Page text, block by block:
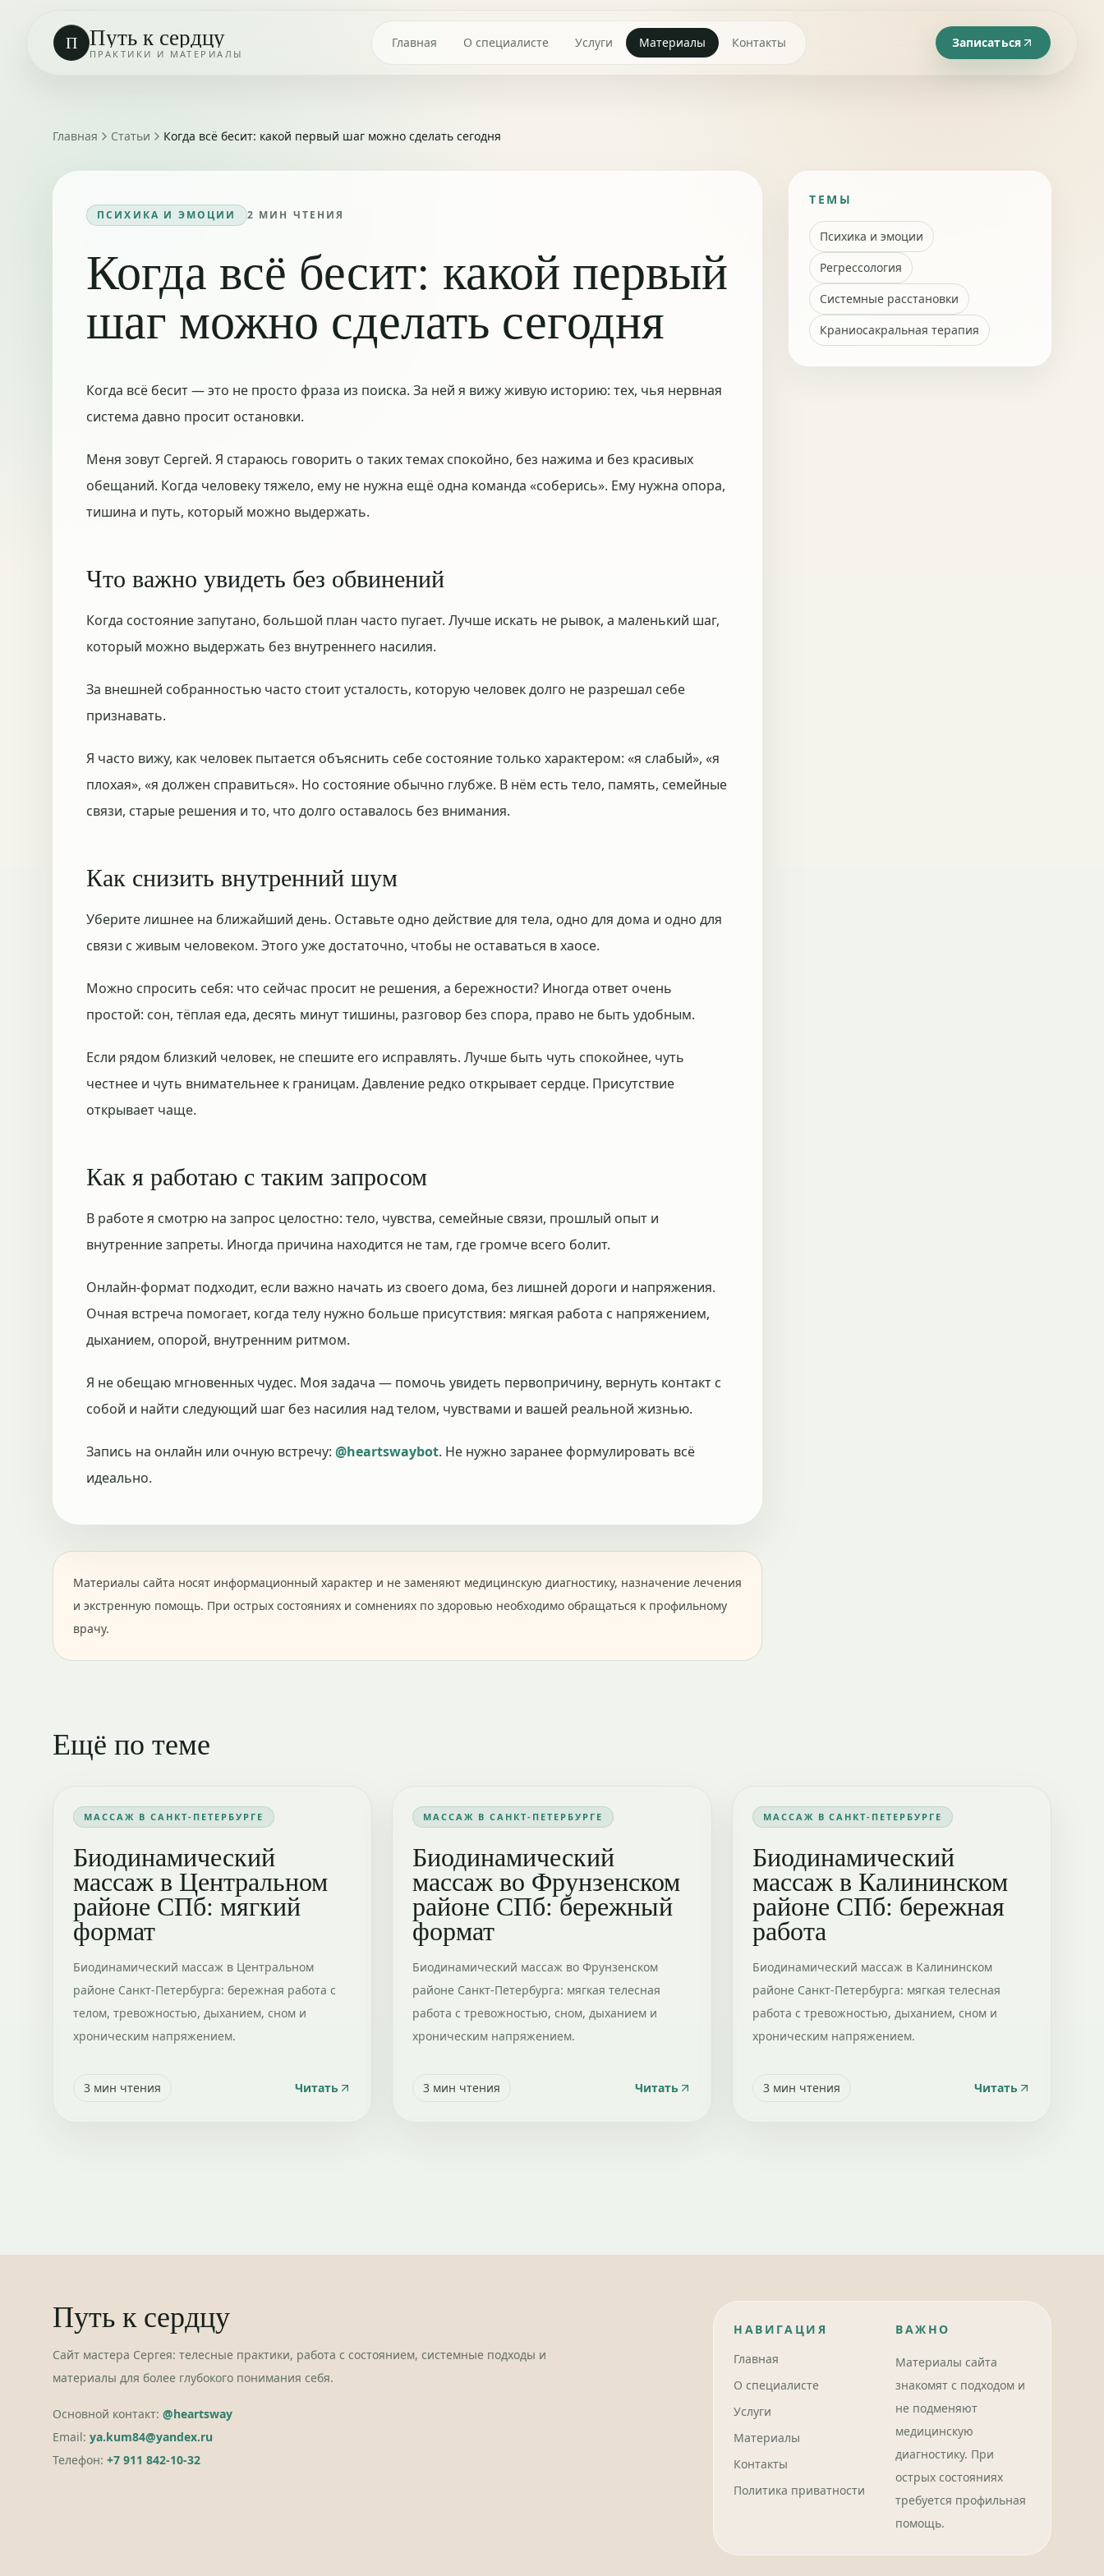
П Путь к сердцу
ПРАКТИКИ И МАТЕРИАЛЫ
Главная О специалисте Услуги Материалы Контакты Записаться
Главная Статьи Когда всё бесит: какой первый шаг можно сделать сегодня
ПСИХИКА И ЭМОЦИИ 2 МИН ЧТЕНИЯ
Когда всё бесит: какой первый
шаг можно сделать сегодня
Когда всё бесит — это не просто фраза из поиска. За ней я вижу живую историю: тех, чья нервная
система давно просит остановки.
Меня зовут Сергей. Я стараюсь говорить о таких темах спокойно, без нажима и без красивых
обещаний. Когда человеку тяжело, ему не нужна ещё одна команда «соберись». Ему нужна опора,
тишина и путь, который можно выдержать.
Что важно увидеть без обвинений
Когда состояние запутано, большой план часто пугает. Лучше искать не рывок, а маленький шаг,
который можно выдержать без внутреннего насилия.
За внешней собранностью часто стоит усталость, которую человек долго не разрешал себе
признавать.
Я часто вижу, как человек пытается объяснить себе состояние только характером: «я слабый», «я
плохая», «я должен справиться». Но состояние обычно глубже. В нём есть тело, память, семейные
связи, старые решения и то, что долго оставалось без внимания.
Как снизить внутренний шум
Уберите лишнее на ближайший день. Оставьте одно действие для тела, одно для дома и одно для
связи с живым человеком. Этого уже достаточно, чтобы не оставаться в хаосе.
Можно спросить себя: что сейчас просит не решения, а бережности? Иногда ответ очень
простой: сон, тёплая еда, десять минут тишины, разговор без спора, право не быть удобным.
Если рядом близкий человек, не спешите его исправлять. Лучше быть чуть спокойнее, чуть
честнее и чуть внимательнее к границам. Давление редко открывает сердце. Присутствие
открывает чаще.
Как я работаю с таким запросом
В работе я смотрю на запрос целостно: тело, чувства, семейные связи, прошлый опыт и
внутренние запреты. Иногда причина находится не там, где громче всего болит.
Онлайн-формат подходит, если важно начать из своего дома, без лишней дороги и напряжения.
Очная встреча помогает, когда телу нужно больше присутствия: мягкая работа с напряжением,
дыханием, опорой, внутренним ритмом.
Я не обещаю мгновенных чудес. Моя задача — помочь увидеть первопричину, вернуть контакт с
собой и найти следующий шаг без насилия над телом, чувствами и вашей реальной жизнью.
Запись на онлайн или очную встречу: @heartswaybot. Не нужно заранее формулировать всё
идеально.
Материалы сайта носят информационный характер и не заменяют медицинскую диагностику, назначение лечения
и экстренную помощь. При острых состояниях и сомнениях по здоровью необходимо обращаться к профильному
врачу.
ТЕМЫ
Психика и эмоции
Регрессология
Системные расстановки
Краниосакральная терапия
Ещё по теме
МАССАЖ В САНКТ-ПЕТЕРБУРГЕ
Биодинамический
массаж в Центральном
районе СПб: мягкий
формат
Биодинамический массаж в Центральном
районе Санкт-Петербурга: бережная работа с
телом, тревожностью, дыханием, сном и
хроническим напряжением.
3 мин чтения Читать
МАССАЖ В САНКТ-ПЕТЕРБУРГЕ
Биодинамический
массаж во Фрунзенском
районе СПб: бережный
формат
Биодинамический массаж во Фрунзенском
районе Санкт-Петербурга: мягкая телесная
работа с тревожностью, сном, дыханием и
хроническим напряжением.
3 мин чтения Читать
МАССАЖ В САНКТ-ПЕТЕРБУРГЕ
Биодинамический
массаж в Калининском
районе СПб: бережная
работа
Биодинамический массаж в Калининском
районе Санкт-Петербурга: мягкая телесная
работа с тревожностью, дыханием, сном и
хроническим напряжением.
3мин чтения Читать
Путь к сердцу
Сайт мастера Сергея: телесные практики, работа с состоянием, системные подходы и
материалы для более глубокого понимания себя.
Основной контакт: @heartsway
Email: ya.kum84@yandex.ru
Телефон: +7 911 842-10-32
НАВИГАЦИЯ
Главная
О специалисте
Услуги
Материалы
Контакты
Политика приватности
ВАЖНО
Материалы сайта
знакомят с подходом и
не подменяют
медицинскую
диагностику. При
острых состояниях
требуется профильная
помощь.